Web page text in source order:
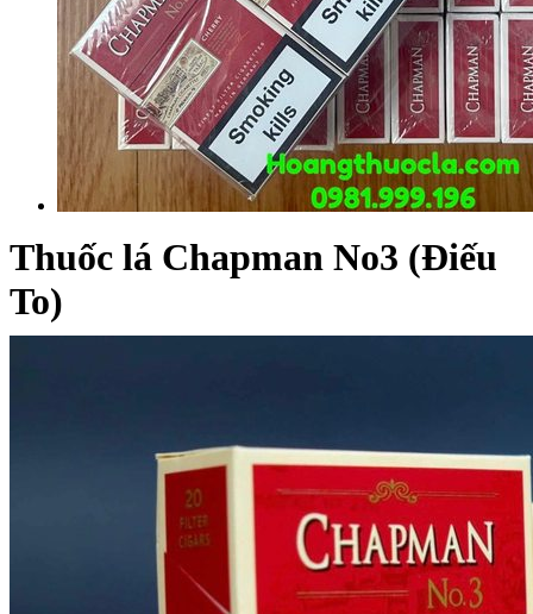
Thuốc lá Chapman No3 (Điếu
To)